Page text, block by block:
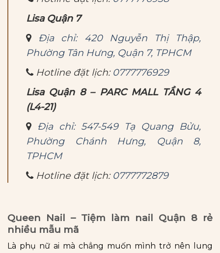
Lisa Quận 7
Địa chỉ: 420 Nguyễn Thị Thập,
Phường Tân Hưng, Quận 7, TPHCM
Hotline đặt lịch: 0777776929
Lisa Quận 8 – PARC MALL TẦNG 4
(L4-21)
Địa chỉ: 547-549 Tạ Quang Bửu,
Phường Chánh Hưng, Quận 8,
TPHCM
Hotline đặt lịch: 0777772879
Queen Nail – Tiệm làm nail Quận 8 rẻ
nhiều mẫu mã
Là phụ nữ ai mà chẳng muốn mình trở nên lung